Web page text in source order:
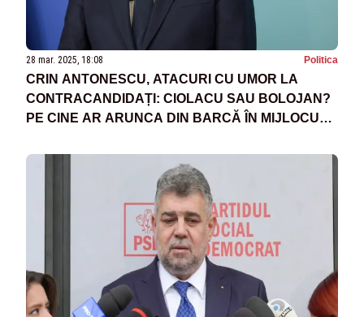
28 mar. 2025, 18:08 Politica
CRIN ANTONESCU, ATACURI CU UMOR LA
CONTRACANDIDAȚI: CIOLACU SAU BOLOJAN?
PE CINE AR ARUNCA DIN BARCĂ ÎN MIJLOCUL